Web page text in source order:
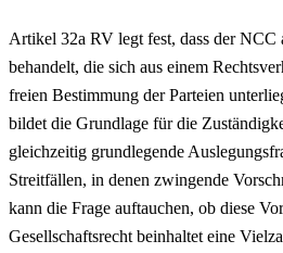
Artikel 32a RV legt fest, dass der NCC
behandelt, die sich aus einem
freien Bestimmung der Parteien
bildet die Grundlage für die
gleichzeitig grundlegende
Streitfällen, in denen zwingende
kann die Frage auftauchen, ob diese
Gesellschaftsrecht beinhaltet eine